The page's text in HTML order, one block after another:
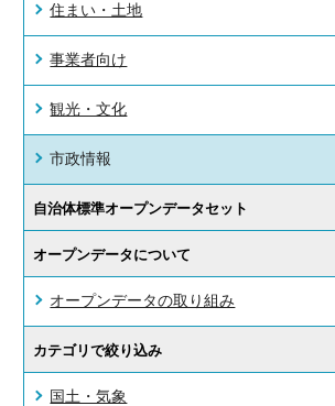
住まい・土地
事業者向け
観光・文化
市政情報
自治体標準オープンデータセット
オープンデータについて
オープンデータの取り組み
カテゴリで絞り込み
国土・気象